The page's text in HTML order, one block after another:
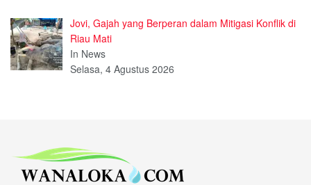
Jovi, Gajah yang Berperan dalam Mitigasi Konflik di
Riau Mati
In News
Selasa, 4 Agustus 2026